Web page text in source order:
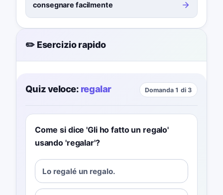
consegnare facilmente
✏️ Esercizio rapido
Quiz veloce: regalar Domanda 1 di 3
Come si dice 'Gli ho fatto un regalo'
usando 'regalar'?
Lo regalé un regalo.